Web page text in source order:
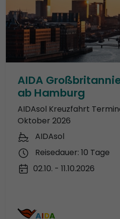
AIDA
ab Hamburg
AIDAsol Kreuzfahrt
Oktober 2026
AIDAsol
Reisedauer: 10 Tage
02.10. - 11.10.2026